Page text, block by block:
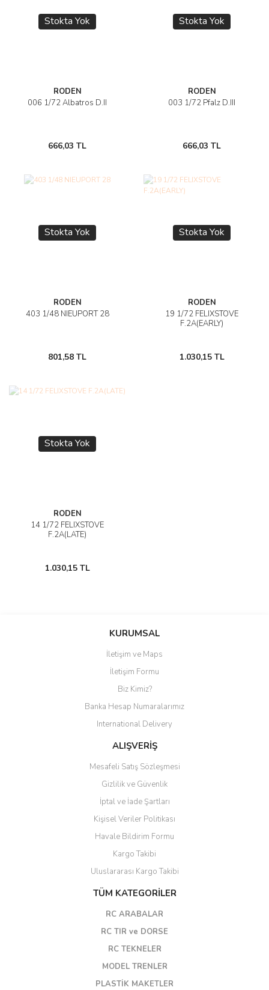
Stokta Yok
RODEN
006 1/72 Albatros D.II
666,03 TL
Stokta Yok
RODEN
003 1/72 Pfalz D.III
666,03 TL
Stokta Yok
RODEN
403 1/48 NIEUPORT 28
801,58 TL
Stokta Yok
RODEN
19 1/72 FELIXSTOVE
F.2A(EARLY)
1.030,15 TL
Stokta Yok
RODEN
14 1/72 FELIXSTOVE
F.2A(LATE)
1.030,15 TL
KURUMSAL
İletişim ve Maps
İletişim Formu
Biz Kimiz?
Banka Hesap Numaralarımız
International Delivery
ALIŞVERİŞ
Mesafeli Satış Sözleşmesi
Gizlilik ve Güvenlik
İptal ve İade Şartları
Kişisel Veriler Politikası
Havale Bildirim Formu
Kargo Takibi
Uluslararası Kargo Takibi
TÜM KATEGORİLER
RC ARABALAR
RC TIR ve DORSE
RC TEKNELER
MODEL TRENLER
PLASTİK MAKETLER